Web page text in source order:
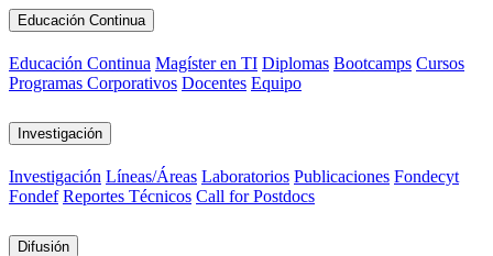
Educación Continua
Educación Continua Magíster en TI Diplomas Bootcamps Cursos
Programas Corporativos Docentes Equipo
Investigación
Investigación Líneas/Áreas Laboratorios Publicaciones Fondecyt
Fondef Reportes Técnicos Call for Postdocs
Difusión